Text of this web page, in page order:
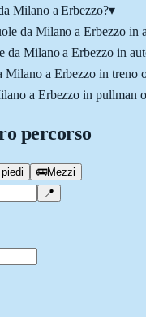
Milano a Erbezzo?▾
da Milano a Erbezzo in
da Milano a Erbezzo in
Milano a Erbezzo in treno
a Erbezzo in pullman
percorso
🚌Mezzi
📍